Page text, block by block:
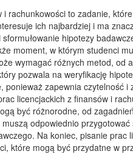
rachunkowości to zadanie,
ich najbardziej i ma
hipotezy
moment, w którym studenci
wymagać różnych metod,
pozwala na weryfikację
zapewnia czytelność
licencjackich z finansów i
być różnorodne, od
odpowiednio
Na koniec, pisanie
które mogą być przydatne w